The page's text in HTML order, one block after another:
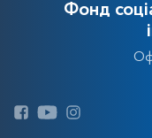
Фонд